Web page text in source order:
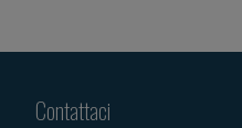
Contattaci